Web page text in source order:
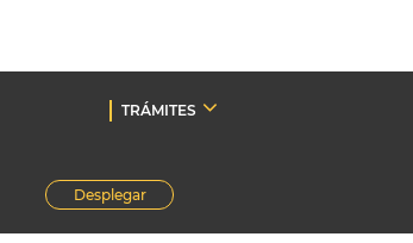
TRÁMITES
Desplegar